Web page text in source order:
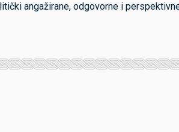
angažirane, odgovorne i